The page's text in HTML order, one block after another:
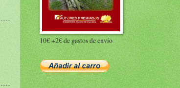
10€ +2€ de gastos de envío